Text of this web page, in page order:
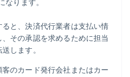
ります。
と、決済代行業者は支払い情
その承認を求めるために担当
します。
のカード発行会社またはカー